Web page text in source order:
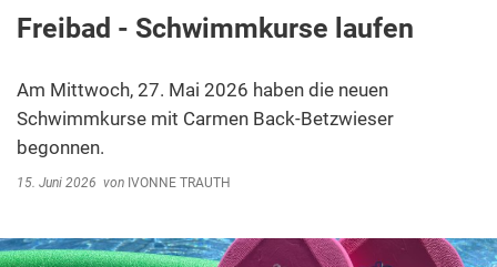
Freibad - Schwimmkurse laufen
Am Mittwoch, 27. Mai 2026 haben die neuen
Schwimmkurse mit Carmen Back-Betzwieser
begonnen.
15. Juni 2026 von IVONNE TRAUTH